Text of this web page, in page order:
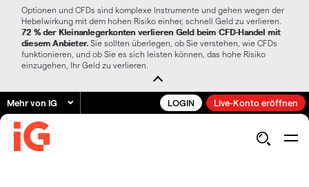
Optionen und CFDs sind komplexe Instrumente und gehen wegen der
Hebelwirkung mit dem hohen Risiko einher, schnell Geld zu verlieren.
72 % der Kleinanlegerkonten verlieren Geld beim CFD-Handel mit
diesem Anbieter. Sie sollten überlegen, ob Sie verstehen, wie CFDs
funktionieren, und ob Sie es sich leisten können, das hohe Risiko
einzugehen, Ihr Geld zu verlieren.
Mehr von IG LOGIN Live-Konto eröffnen